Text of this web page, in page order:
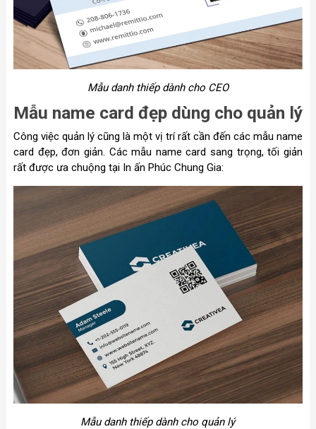
Mẫu danh thiếp dành cho CEO
Mẫu name card đẹp dùng cho quản lý
Công việc quản lý cũng là một vị trí rất cần đến các mẫu name
card đẹp, đơn giản. Các mẫu name card sang trọng, tối giản
rất được ưa chuộng tại In ấn Phúc Chung Gia:
Mẫu danh thiếp dành cho quản lý